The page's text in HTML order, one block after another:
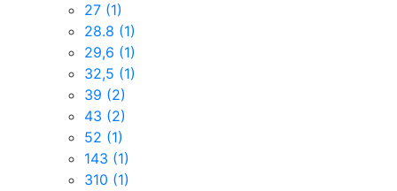
27 (1)
28.8 (1)
29,6 (1)
32,5 (1)
39 (2)
43 (2)
52 (1)
143 (1)
310 (1)